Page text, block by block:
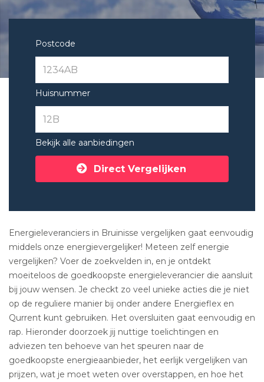
Postcode
Huisnummer
Bekijk alle aanbiedingen
Direct Vergelijken
Energieleveranciers in Bruinisse vergelijken gaat eenvoudig
middels onze energievergelijker! Meteen zelf energie
vergelijken? Voer de zoekvelden in, en je ontdekt
moeiteloos de goedkoopste energieleverancier die aansluit
bij jouw wensen. Je checkt zo veel unieke acties die je niet
op de reguliere manier bij onder andere Energieflex en
Qurrent kunt gebruiken. Het oversluiten gaat eenvoudig en
rap. Hieronder doorzoek jij nuttige toelichtingen en
adviezen ten behoeve van het speuren naar de
goedkoopste energieaanbieder, het eerlijk vergelijken van
prijzen, wat je moet weten over overstappen, en hoe het